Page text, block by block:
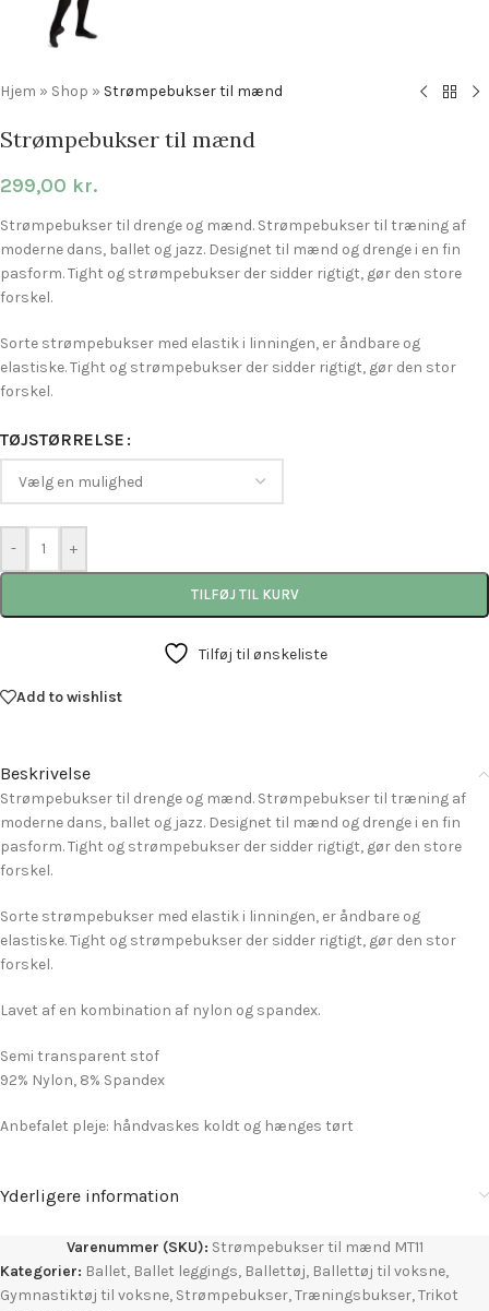
Hjem » Shop » Strømpebukser til mænd
Strømpebukser til mænd
299,00 kr.
Strømpebukser til drenge og mænd. Strømpebukser til træning af
moderne dans, ballet og jazz. Designet til mænd og drenge i en fin
pasform. Tight og strømpebukser der sidder rigtigt, gør den store
forskel.
Sorte strømpebukser med elastik i linningen, er åndbare og
elastiske. Tight og strømpebukser der sidder rigtigt, gør den stor
forskel.
TØJSTØRRELSE
- +
TILFØJ TIL KURV
Tilføj til ønskeliste
Add to wishlist
Beskrivelse
Strømpebukser til drenge og mænd. Strømpebukser til træning af
moderne dans, ballet og jazz. Designet til mænd og drenge i en fin
pasform. Tight og strømpebukser der sidder rigtigt, gør den store
forskel.
Sorte strømpebukser med elastik i linningen, er åndbare og
elastiske. Tight og strømpebukser der sidder rigtigt, gør den stor
forskel.
Lavet af en kombination af nylon og spandex.
Semi transparent stof
92% Nylon, 8% Spandex
Anbefalet pleje: håndvaskes koldt og hænges tørt
Yderligere information
Varenummer (SKU): Strømpebukser til mænd MT11
Kategorier: Ballet, Ballet leggings, Ballettøj, Ballettøj til voksne,
Gymnastiktøj til voksne, Strømpebukser,Træningsbukser,Trikot